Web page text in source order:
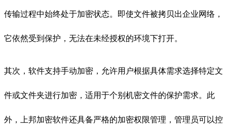
传输过程中始终处于加密状态。即使文件被拷贝出企业网络，
它依然受到保护，无法在未经授权的环境下打开。
其次，软件支持手动加密，允许用户根据具体需求选择特定文
件或文件夹进行加密，适用于个别机密文件的保护需求。此
外，上邦加密软件还具备严格的加密权限管理，管理员可以控